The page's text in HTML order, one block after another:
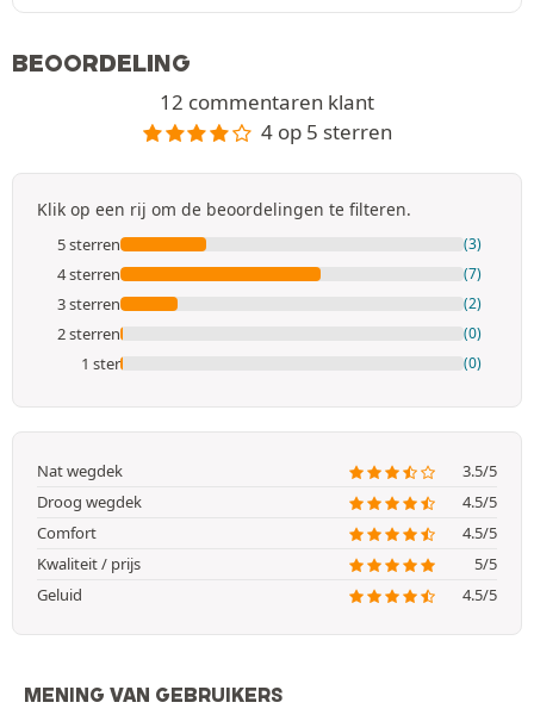
BEOORDELING
12 commentaren klant
4 op 5 sterren
Klik op een rij om de beoordelingen te filteren.
5 sterren (3)
4 sterren (7)
3 sterren (2)
2 sterren (0)
1 ster (0)
Nat wegdek
3.5/5
Droog wegdek
4.5/5
Comfort
4.5/5
Kwaliteit / prijs
5/5
Geluid
4.5/5
MENING VAN GEBRUIKERS